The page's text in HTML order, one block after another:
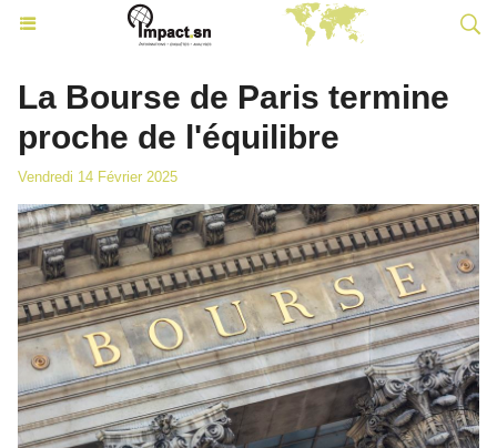
La Bourse de Paris termine
proche de l'équilibre
Vendredi 14 Février 2025